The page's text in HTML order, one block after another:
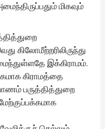
மிகவும்
கிலோமீற்றரிலிருந்து
இக்கிராமம்.
கிராமத்தை
பருத்தித்துறை